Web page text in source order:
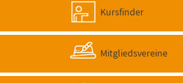
Kursfinder
Mitgliedsvereine